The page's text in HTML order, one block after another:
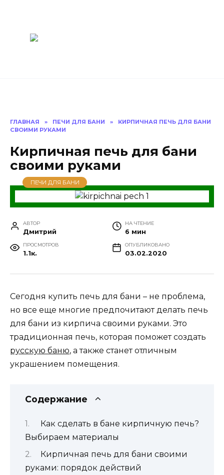
ГЛАВНАЯ » ПЕЧИ ДЛЯ БАНИ »
КИРПИЧНАЯ ПЕЧЬ ДЛЯ БАНИ
СВОИМИ РУКАМИ
Кирпичная печь для бани
своими руками
ПЕЧИ ДЛЯ БАНИ
АВТОР
Дмитрий
НА ЧТЕНИЕ
6 мин
ПРОСМОТРОВ
1.1к.
ОПУБЛИКОВАНО
03.02.2020
Сегодня купить печь для бани – не проблема,
но все еще многие предпочитают делать печь
для бани из кирпича своими руками. Это
традиционная печь, которая поможет создать
русскую баню, а также станет отличным
украшением помещения.
Содержание
Как сделать в бане кирпичную печь?
Выбираем материалы
Кирпичная печь для бани своими
руками: порядок действий